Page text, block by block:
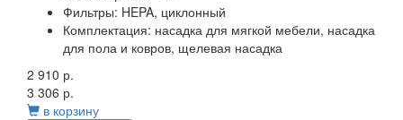
Фильтры: HEPA, циклонный
Комплектация: насадка для мягкой мебели, насадка
для пола и ковров, щелевая насадка
2 910 р.
3 306 р.
в корзину